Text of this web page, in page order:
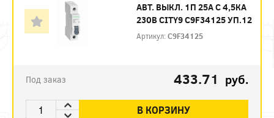
АВТ. ВЫКЛ. 1П 25А С 4,5КА
230В CITY9 C9F34125 УП.12
Артикул:C9F34125
Под заказ 433.71 руб.
В КОРЗИНУ